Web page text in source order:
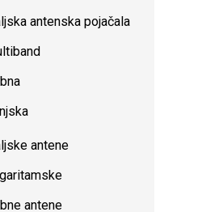
antenska pojačala
antene
antene